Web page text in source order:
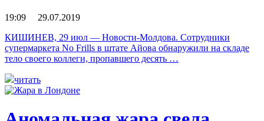
19:09 29.07.2019
КИШИНЕВ, 29 июл — Новости-Молдова. Сотрудники
супермаркета No Frills в штате Айова обнаружили на складе
тело своего коллеги, пропавшего десять …
читать